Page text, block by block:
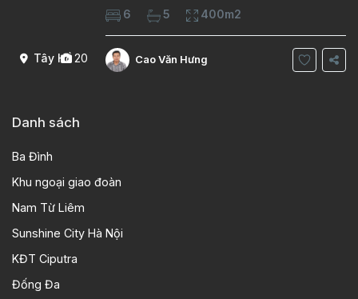
Tây Hồ20
Diện tích xây dựng 100m2 Xây 4 tầng, 6
phòng ngủ 5 phòng tắm Tầng 1, , phòng
khách , phòng bếp-1wc Tầng 2, 2 phòng
6 5 400m2
Cao Văn Hưng
Danh sách
Ba Đình
Khu ngoại giao đoàn
Nam Từ Liêm
Sunshine City Hà Nội
KĐT Ciputra
Đống Đa